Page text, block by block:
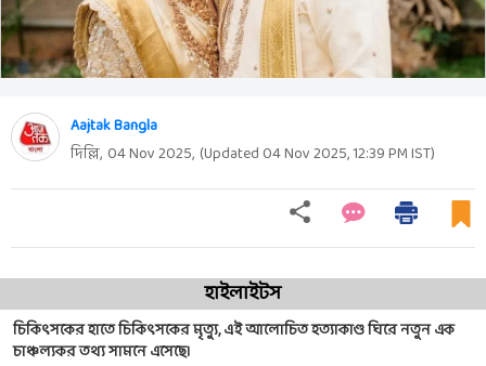
Aajtak Bangla
দিল্লি, 04 Nov 2025, (Updated 04 Nov 2025, 12:39 PMIST)
হাইলাইটস
চিকিৎসকের হাতে চিকিৎসকের মৃত্যু, এই আলোচিত হত্যাকাণ্ড ঘিরে নতুন এক
চাঞ্চল্যকর তথ্য সামনে এসেছে।